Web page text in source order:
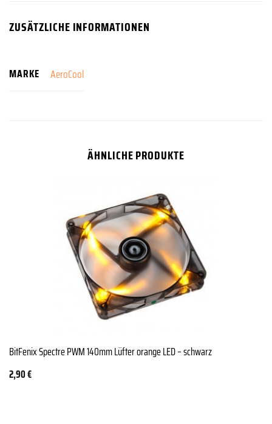
ZUSÄTZLICHE INFORMATIONEN
MARKE AeroCool
ÄHNLICHE PRODUKTE
BitFenix Spectre PWM 140mm Lüfter orange LED – schwarz
2,90€